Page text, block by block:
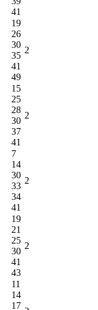
41
19
26
30
35
41
49
2
15
25
28
30
37
41
2
7
14
30
33
34
41
2
19
21
25
30
41
43
2
11
14
17